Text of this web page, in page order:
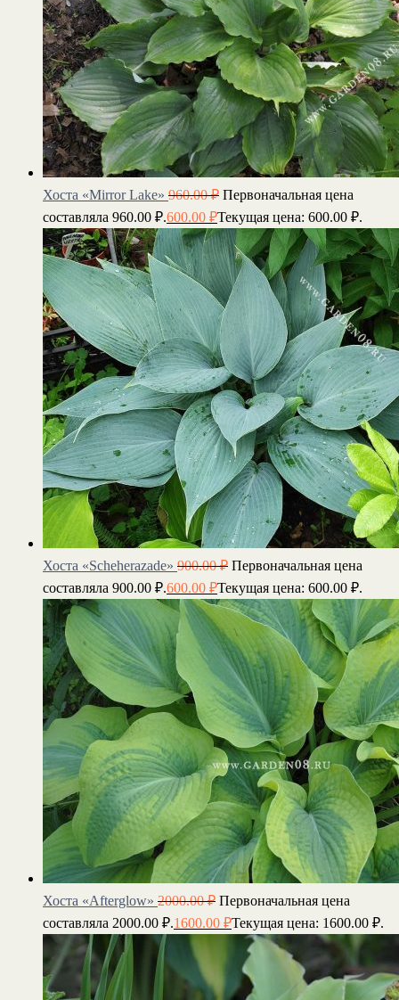
Хоста «Mirror Lake» 960.00₽ Первоначальная цена
составляла 960.00 ₽.600.00 ₽Текущая цена: 600.00 ₽.
Хоста «Scheherazade» 900.00₽ Первоначальная цена
составляла 900.00 ₽.600.00 ₽Текущая цена: 600.00 ₽.
Хоста «Afterglow» 2000.00₽ Первоначальная цена
составляла 2000.00 ₽.1600.00 ₽Текущая цена: 1600.00 ₽.